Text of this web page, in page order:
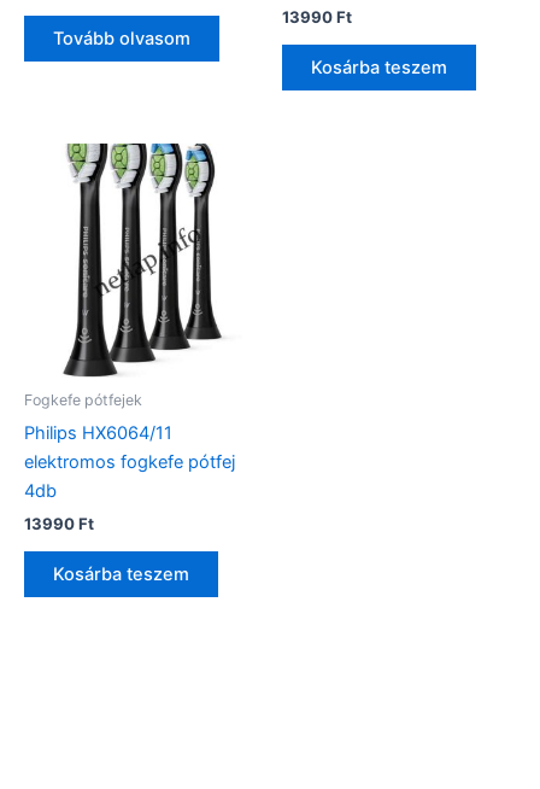
Tovább olvasom
13990Ft
Kosárba teszem
Fogkefe pótfejek
Philips HX6064/11
elektromos fogkefe pótfej
4db
13990Ft
Kosárba teszem